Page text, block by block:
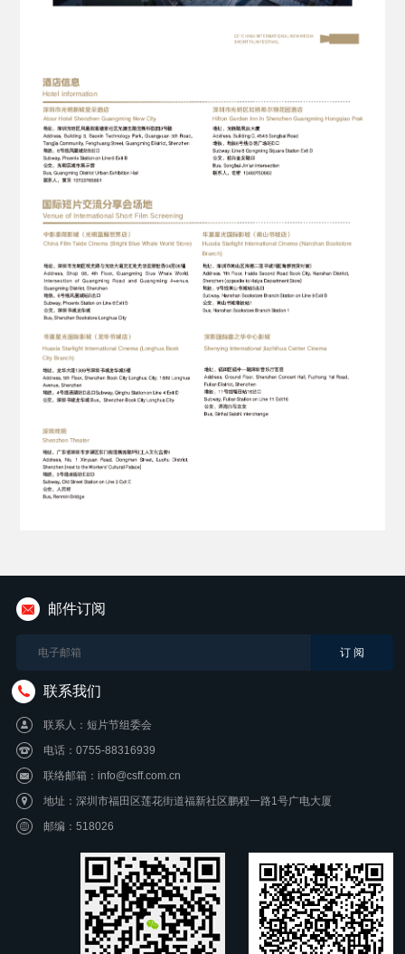
邮件订阅
联系我们
联系人：短片节组委会
电话：0755-88316939
联络邮箱：info@csff.com.cn
地址：深圳市福田区莲花街道福新社区鹏程一路1号广电大厦
邮编：518026